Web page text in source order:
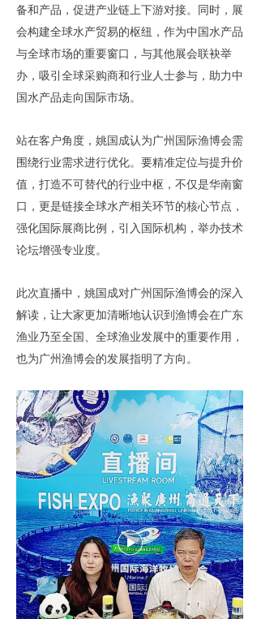
备和产品，促进产业链上下游对接。同时，展
会构建全球水产贸易的枢纽，作为中国水产品
与全球市场的重要窗口，与其他展会联袂举
办，吸引全球采购商和行业人士参与，助力中
国水产品走向国际市场。
站在客户角度，姚国成认为广州国际渔博会需
围绕行业需求进行优化。要精准定位与提升价
值，打造不可替代的行业中枢，不仅是华南窗
口，更是链接全球水产相关环节的核心节点，
强化国际展商比例，引入国际机构，举办技术
论坛增强专业度。
此次直播中，姚国成对广州国际渔博会的深入
解读，让大家更加清晰地认识到渔博会在广东
渔业乃至全国、全球渔业发展中的重要作用，
也为广州渔博会的发展指明了方向。